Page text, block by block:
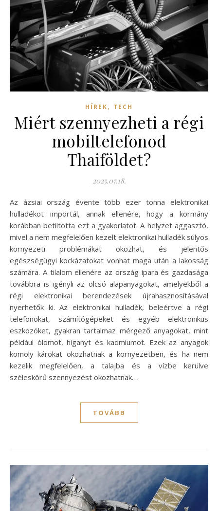
HÍREK, TECH
Miért szennyezheti a régi
mobiltelefonod
Thaiföldet?
2025.07.18.
Az ázsiai ország évente több ezer tonna elektronikai
hulladékot importál, annak ellenére, hogy a kormány
korábban betiltotta ezt a gyakorlatot. A helyzet aggasztó,
mivel a nem megfelelően kezelt elektronikai hulladék súlyos
környezeti problémákat okozhat, és jelentős
egészségügyi kockázatokat vonhat maga után a lakosság
számára. A tilalom ellenére az ország ipara és gazdasága
továbbra is igényli az olcsó alapanyagokat, amelyekből a
régi elektronikai berendezések újrahasznosításával
nyerhetők ki. Az elektronikai hulladék, beleértve a régi
telefonokat, számítógépeket és egyéb elektronikus
eszközöket, gyakran tartalmaz mérgező anyagokat, mint
például ólomot, higanyt és kadmiumot. Ezek az anyagok
komoly károkat okozhatnak a környezetben, és ha nem
kezelik megfelelően, a talajba és a vízbe kerülve
széleskörű szennyezést okozhatnak.…
TOVÁBB